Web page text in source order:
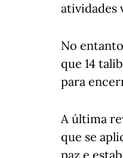
atividades
No
que 14
para
A última
que se
paz e